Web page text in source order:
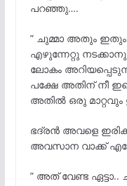
പറഞ്ഞു….
” ചുമ്മാ അതും ഇതും
എഴുന്നേറ്റു
ലോകം
പക്ഷേ അതിന്‌ നീ
അതില്ഒരു മാറ്റവും
ഭദ്രൻ അവളെ
അവസാന വാക്ക്
” അത് വേണ്ട ഏട്ടാ..